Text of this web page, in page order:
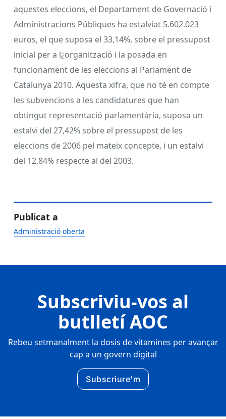
aquestes eleccions, el Departament de Governació i
Administracions Públiques ha estalviat 5.602.023
euros, el que suposa el 33,14%, sobre el pressupost
inicial per a l¿organització i la posada en
funcionament de les eleccions al Parlament de
Catalunya 2010. Aquesta xifra, que no té en compte
les subvencions a les candidatures que han
obtingut representació parlamentària, suposa un
estalvi del 27,42% sobre el pressupost de les
eleccions de 2006 pel mateix concepte, i un estalvi
del 12,84% respecte al del 2003.
Publicat a
Administració oberta
Subscriviu-vos al
butlletí AOC
Rebeu setmanalment la dosis de vitamines per avançar
cap a un govern digital
Subscriure'm